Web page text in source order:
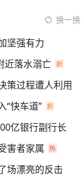
换一换
坚强有力
近落水溺亡
策过程遭人利用
“快车道”
亿银行副行长
害者家属
场漂亮的反击